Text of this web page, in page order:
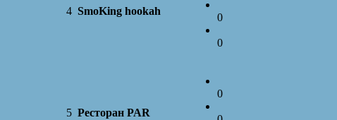
4 SmoKing hookah
0
0
5 Ресторан PAR
0